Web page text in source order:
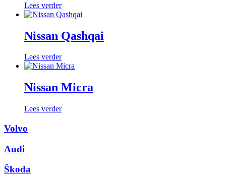
Lees verder
Nissan Qashqai
Lees verder
Nissan Micra
Lees verder
Volvo
Audi
Škoda